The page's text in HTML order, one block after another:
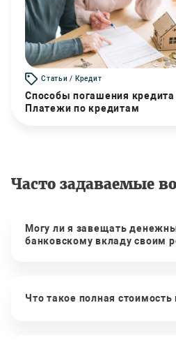
Статьи / Кредит
Способы погашения кредита |
Платежи по кредитам
Часто задаваемые
Могу ли я завещать
банковскому вкладу своим
Что такое полная стоимость